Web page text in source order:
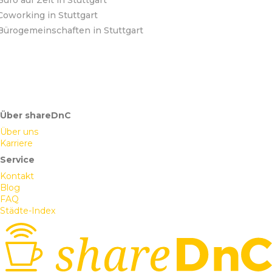
in Stuttgart
in Stuttgart
Über shareDnC
Über uns
Karriere
Service
Kontakt
Blog
FAQ
Städte-Index